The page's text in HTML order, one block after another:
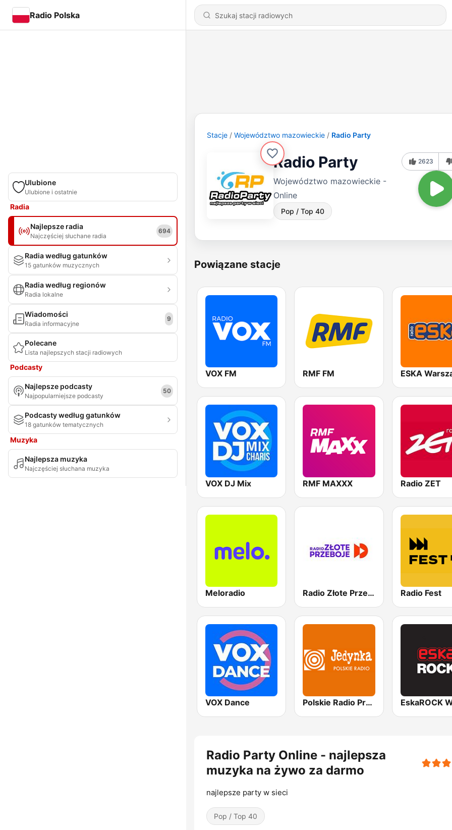
Radio Polska
Ulubione
Ulubione i ostatnie
Radia
Najlepsze radia
Najczęściej słuchane radia
694
Radia według gatunków
15 gatunków muzycznych
Radia według regionów
Radia lokalne
Wiadomości
Radia informacyjne
9
Polecane
Lista najlepszych stacji radiowych
Podcasty
Najlepsze podcasty
Najpopularniejsze podcasty
50
Podcasty według gatunków
18 gatunków tematycznych
Muzyka
Najlepsza muzyka
Najczęściej słuchana muzyka
Stacje Województwo mazowieckie Radio Party
Radio Party
Województwo mazowieckie -
Online
Pop / Top 40
2623
Powiązane stacje
VOX FM RMF FM ESKA
VOX DJ Mix RMF MAXXX Radio ZET
Meloradio Radio Złote Przeboje Radio Fest
VOX Dance Polskie Radio Program I (PR1) Jedynka
Radio Party Online - najlepsza
muzyka na żywo za darmo
najlepsze party w sieci
Pop / Top 40